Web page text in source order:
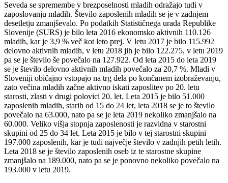
Seveda se spremembe v brezposelnosti mladih odražajo tudi v
zaposlovanju mladih. Število zaposlenih mladih se je v zadnjem
desetletju zmanjševalo. Po podatkih Statističnega urada Republike
Slovenije (SURS) je bilo leta 2016 ekonomsko aktivnih 110.126
mladih, kar je 3,9 % več kot leto prej. V letu 2017 je bilo 115.992
delovno aktivnih mladih, v letu 2018 jih je bilo 122.275, v letu 2019
pa se je število še povečalo na 127.922. Od leta 2015 do leta 2019
se je število delovno aktivnih mladih povečalo za 20,7 %. Mladi v
Sloveniji običajno vstopajo na trg dela po končanem izobraževanju,
zato večina mladih začne aktivno iskati zaposlitev po 20. letu
starosti, zlasti v drugi polovici 20. let. Leta 2015 je bilo 51.000
zaposlenih mladih, starih od 15 do 24 let, leta 2018 se je to število
povečalo na 63.000, nato pa se je leta 2019 nekoliko zmanjšalo na
60.000. Veliko višja stopnja zaposlenosti je razvidna v starostni
skupini od 25 do 34 let. Leta 2015 je bilo v tej starostni skupini
197.000 zaposlenih, kar je tudi največje število v zadnjih petih letih.
Leta 2018 se je število zaposlenih oseb iz te starostne skupine
zmanjšalo na 189.000, nato pa se je ponovno nekoliko povečalo na
193.000 v letu 2019.